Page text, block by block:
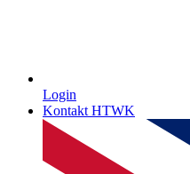
Login
Kontakt HTWK